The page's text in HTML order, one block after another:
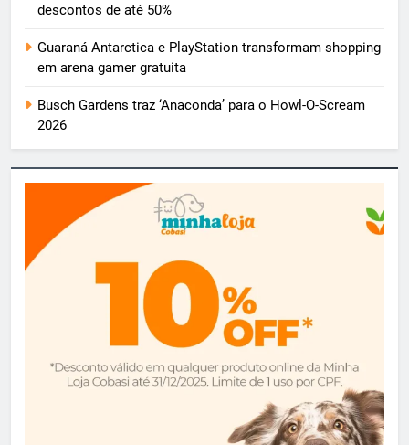
descontos de até 50%
Guaraná Antarctica e PlayStation transformam shopping
em arena gamer gratuita
Busch Gardens traz ‘Anaconda’ para o Howl-O-Scream
2026